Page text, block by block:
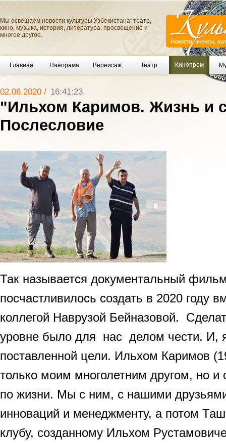
Мы освещаем новости культуры Узбекистана: театр,
кино, музыка, история, литература, просвещение и
многое другое.
Главная Панорама Вернисаж Театр Кинопром
02.06.2020 / 16:41:23
"Ильхом Каримов. Жизнь и
Послесловие
Так называется документальный
посчастливилось создать в 2020 году
коллегой Наврузой Бейназовой.
уровне было для нас делом чести. И,
поставленной цели. Ильхом Каримов
только моим многолетним другом, но и
по жизни. Мы с ним, с нашими
инноваций и менеджменту, а потом
клубу, созданному Ильхом